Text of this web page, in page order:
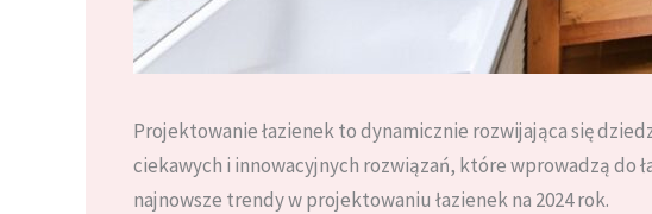
Projektowanie łazienek to dynamicznie rozwijająca się
ciekawych i innowacyjnych rozwiązań, które wprowadzą
najnowsze trendy w projektowaniu łazienek na 2024 rok.